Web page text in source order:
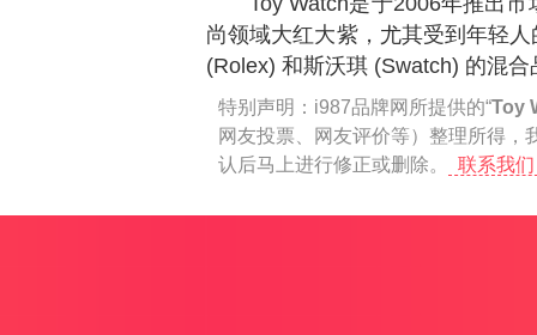
尚领域大红大紫，尤其受到年轻
(Rolex) 和斯沃琪 (Swatch) 的混合
特别声明： i987品牌网所提供的“Toy
网友投票、网友评价等）整理所得
认后马上进行修正或删除。
联系我们